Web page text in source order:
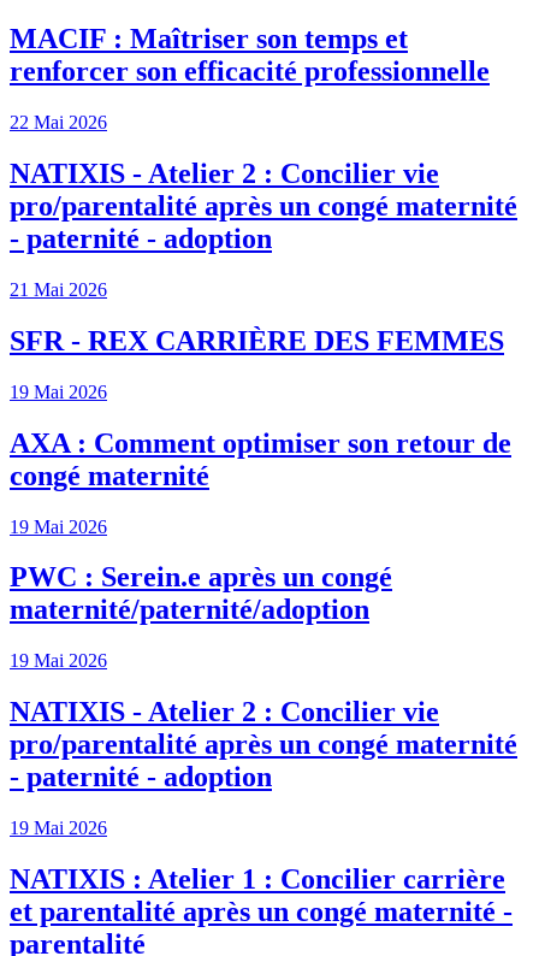
MACIF : Maîtriser son temps et
renforcer son efficacité professionnelle
22 Mai 2026
NATIXIS - Atelier 2 : Concilier vie
pro/parentalité après un congé maternité
- paternité - adoption
21 Mai 2026
SFR - REX CARRIÈRE DES FEMMES
19 Mai 2026
AXA : Comment optimiser son retour de
congé maternité
19 Mai 2026
PWC : Serein.e après un congé
maternité/paternité/adoption
19 Mai 2026
NATIXIS - Atelier 2 : Concilier vie
pro/parentalité après un congé maternité
- paternité - adoption
19 Mai 2026
NATIXIS : Atelier 1 : Concilier carrière
et parentalité après un congé maternité -
parentalité